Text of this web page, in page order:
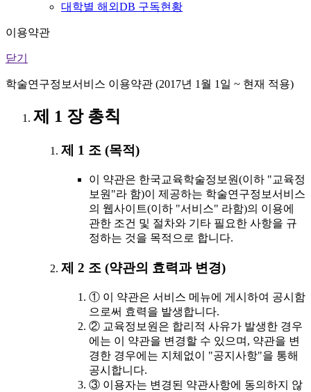
대학별 해외DB 구독현황
이용약관
닫기
학술연구정보서비스 이용약관 (2017년 1월 1일 ~ 현재 적용)
제 1 장 총칙
제 1 조 (목적)
이 약관은 한국교육학술정보원(이하 "교육정
보원"라 함)이 제공하는 학술연구정보서비스
의 웹사이트(이하 "서비스" 라함)의 이용에
관한 조건 및 절차와 기타 필요한 사항을 규
정하는 것을 목적으로 합니다.
제 2 조 (약관의 효력과 변경)
① 이 약관은 서비스 메뉴에 게시하여 공시함
으로써 효력을 발생합니다.
② 교육정보원은 합리적 사유가 발생한 경우
에는 이 약관을 변경할 수 있으며, 약관을 변
경한 경우에는 지체없이 "공지사항"을 통해
공시합니다.
③ 이용자는 변경된 약관사항에 동의하지 않